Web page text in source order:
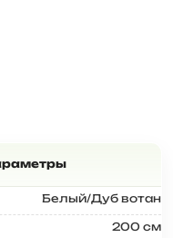
Белый/Дуб вотан
200 см